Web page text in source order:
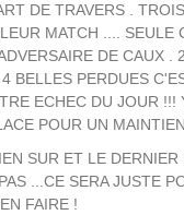
DE TRAVERS .
MATCH .... SEULE
DE CAUX .
BELLES PERDUES
ECHEC DU JOUR !!!
POUR UN
SUR ET LE DERNIER
...CE SERA JUSTE
FAIRE !